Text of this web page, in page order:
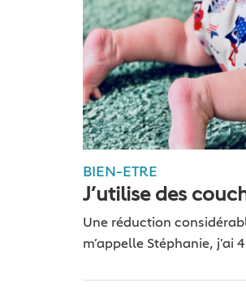
BIEN-ETRE
J’utilise des
pour mon bébé
Une réduction
m’appelle Stéphanie, j’ai